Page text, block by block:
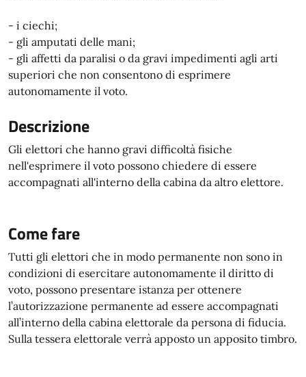
- i ciechi;
- gli amputati delle mani;
- gli affetti da paralisi o da gravi impedimenti agli arti
superiori che non consentono di esprimere
autonomamente il voto.
Descrizione
Gli elettori che hanno gravi difficoltà fisiche
nell'esprimere il voto possono chiedere di essere
accompagnati all'interno della cabina da altro elettore.
Come fare
Tutti gli elettori che in modo permanente non sono in
condizioni di esercitare autonomamente il diritto di
voto, possono presentare istanza per ottenere
l’autorizzazione permanente ad essere accompagnati
all’interno della cabina elettorale da persona di fiducia.
Sulla tessera elettorale verrà apposto un apposito timbro.